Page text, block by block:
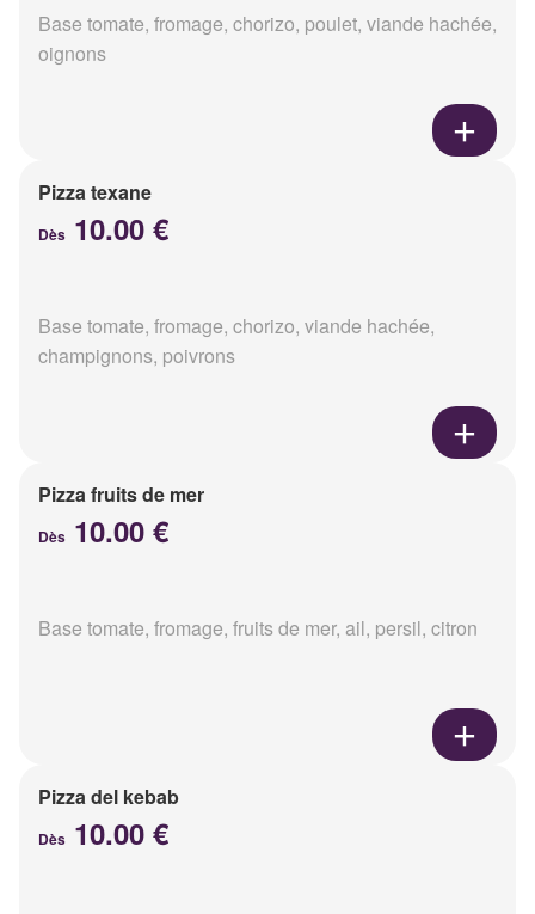
Base tomate, fromage, chorizo, poulet, viande hachée,
oignons
Pizza texane
Dès 10.00 €
Base tomate, fromage, chorizo, viande hachée,
champignons, poivrons
Pizza fruits de mer
Dès 10.00 €
Base tomate, fromage, fruits de mer, ail, persil, citron
Pizza del kebab
Dès 10.00 €